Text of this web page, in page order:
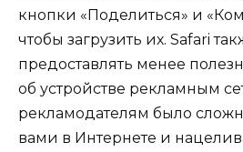
кнопки «Поделиться» и
чтобы загрузить их. Safari
предоставлять менее
об устройстве рекламным
рекламодателям было
вами в Интернете и